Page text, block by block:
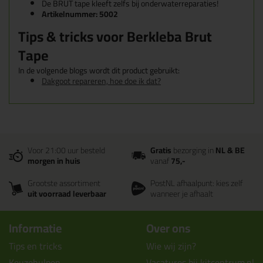
De BRÛT tape kleeft zelfs bij onderwaterreparaties!
Artikelnummer: 5002
Tips & tricks voor Berkleba Brut
Tape
In de volgende blogs wordt dit product gebruikt:
Dakgoot repareren, hoe doe ik dat?
Voor 21:00 uur besteld
morgen in huis
Gratisbezorging inNL & BE
vanaf75,-
Grootste assortiment
uit voorraad leverbaar
PostNL afhaalpunt: kies zelf
wanneer je afhaalt
Informatie
Tips en tricks
Over ons
Wie wij zijn?